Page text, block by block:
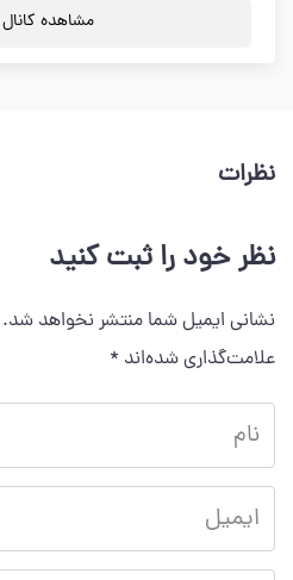
مشاهده کانال
نظرات
نظر خود را ثبت کنید
نشانی ایمیل شما منتشر نخواهد شد.
علامت‌گذاری شده‌اند *